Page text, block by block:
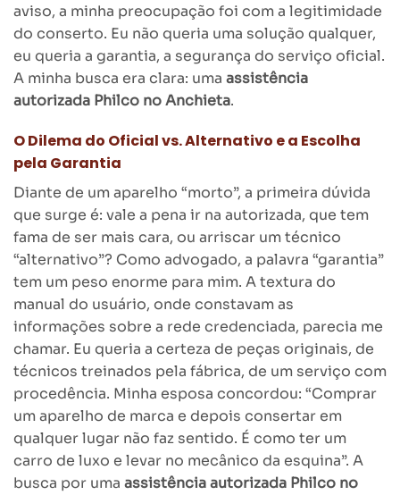
aviso, a minha preocupação foi com a legitimidade
do conserto. Eu não queria uma solução qualquer,
eu queria a garantia, a segurança do serviço oficial.
A minha busca era clara: uma assistência
autorizada Philco no Anchieta.
O Dilema do Oficial vs. Alternativo e a Escolha
pela Garantia
Diante de um aparelho “morto”, a primeira dúvida
que surge é: vale a pena ir na autorizada, que tem
fama de ser mais cara, ou arriscar um técnico
“alternativo”? Como advogado, a palavra “garantia”
tem um peso enorme para mim. A textura do
manual do usuário, onde constavam as
informações sobre a rede credenciada, parecia me
chamar. Eu queria a certeza de peças originais, de
técnicos treinados pela fábrica, de um serviço com
procedência. Minha esposa concordou: “Comprar
um aparelho de marca e depois consertar em
qualquer lugar não faz sentido. É como ter um
carro de luxo e levar no mecânico da esquina”. A
busca por uma assistência autorizada Philco no